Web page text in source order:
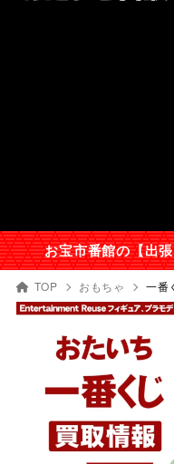
お宝市番館の【出
TOP おもちゃ 一番